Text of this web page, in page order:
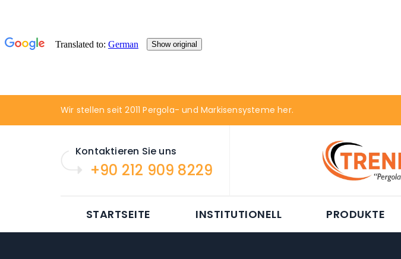
Wir stellen seit 2011 Pergola- und Markisensysteme her.
Kontaktieren Sie uns
+90 212 909 8229
STARTSEITE INSTITUTIONELL PRODUKTE